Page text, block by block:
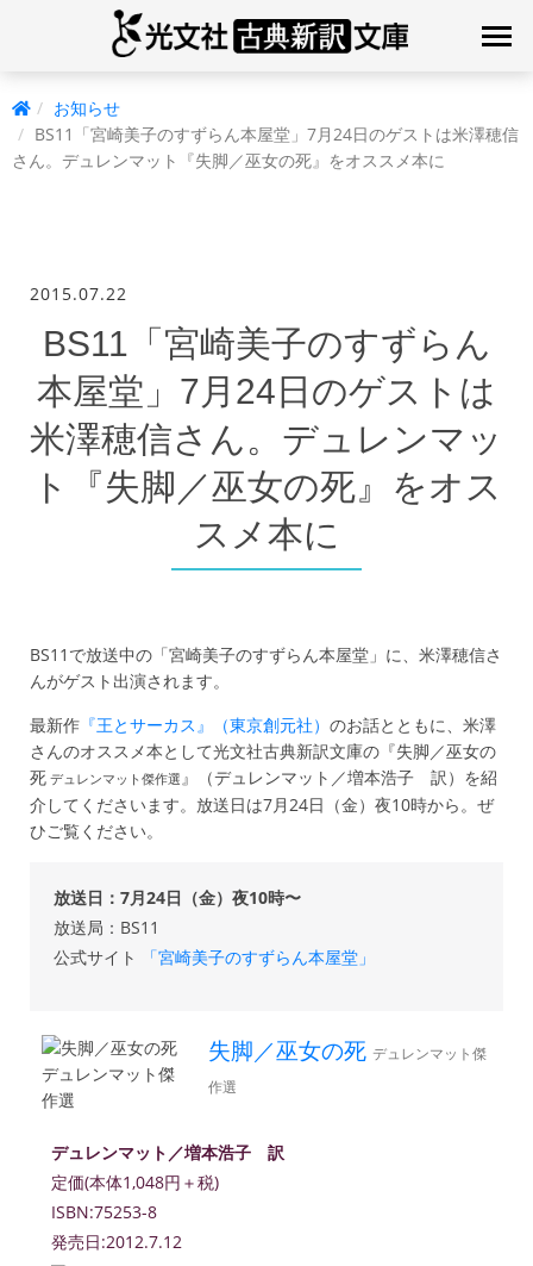
お知らせ
BS11「宮崎美子のすずらん本屋堂」7月24日のゲストは米澤穂信
さん。デュレンマット『失脚／巫女の死』をオススメ本に
2015.07.22
BS11「宮崎美子のすずらん
本屋堂」7月24日のゲストは
米澤穂信さん。デュレンマッ
ト『失脚／巫女の死』をオス
スメ本に
BS11で放送中の「宮崎美子のすずらん本屋堂」に、米澤穂信さ
んがゲスト出演されます。
最新作 『王とサーカス』（東京創元社） のお話とともに、米澤
さんのオススメ本として光文社古典新訳文庫の『失脚／巫女の
死 デュレンマット傑作選 』（デュレンマット／増本浩子 訳）を紹
介してくださいます。放送日は7月24日（金）夜10時から。ぜ
ひご覧ください。
放送日：7月24日（金）夜10時〜
放送局：BS11
公式サイト
「宮崎美子のすずらん本屋堂」
失脚／巫女の死 デュレンマット傑
作選
デュレンマット／増本浩子 訳
定価(本体1,048円＋税)
ISBN:75253-8
発売日:2012.7.12